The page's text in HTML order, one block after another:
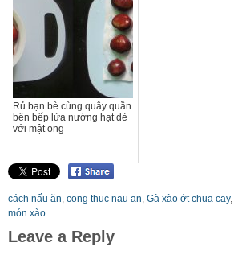
Rủ bạn bè cùng quây quần
bên bếp lửa nướng hạt dẻ
với mật ong
cách nấu ăn, cong thuc nau an, Gà xào ớt chua cay,
món xào
Leave a Reply